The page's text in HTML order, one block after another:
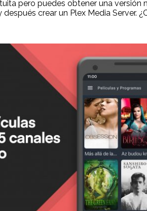
pero puedes obtener una
crear un Plex Media Server.